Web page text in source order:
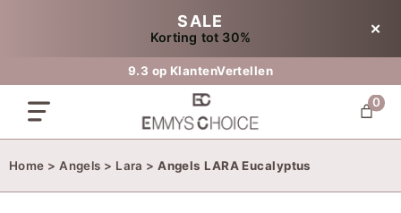
SALE
Korting tot 30% ✕
Eigen klantenservice
0
Home >Angels > Lara >Angels LARA Eucalyptus